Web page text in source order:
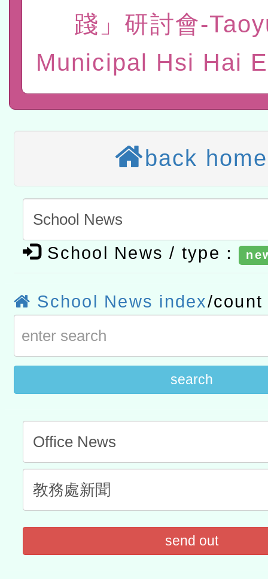
北場」計畫
班」招生簡章及EDM
共融平台-教案暨教學示範
教育部國民及學前教育署
擴大為「滿6個月以上尚未
研究院辦理「115年表揚
位及節水達人選拔活動」
115年8月22日(星期六)辦
市孔廟祈福系列活動—儒
航」
2026年桃園地景藝術節教
「2026桃園藝術巡演」活
轉知教育部國民及學前教
灣師範大學辦理「114至
進學校輔導計畫師資專業
計畫
函轉國家教育研究院中心
民族教育政策研討會「原
趨勢與發展」
轉知教育部國民及學前教
政府教育局辦理「115年
北場」計畫
函轉國立臺灣師範大學辦
班」招生簡章及EDM
共融平台-教案暨教學示範
章
教育部國民及學前教育署
COVID-19疫苗接種計畫
擴大為「滿6個月以上尚
踐」研討會-
Municipal Hsi Hai
back home
School News / type：
School News index/count
search
send out